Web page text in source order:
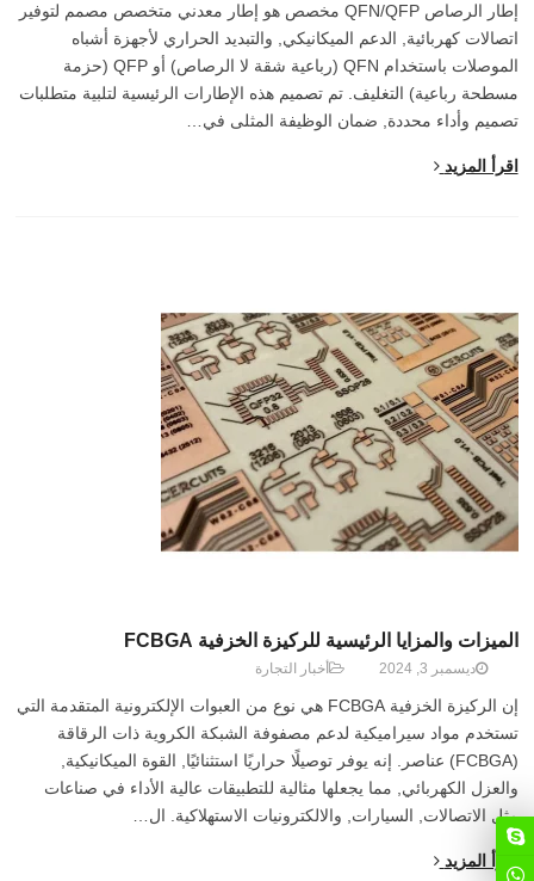
إطار الرصاص QFN/QFP مخصص هو إطار معدني متخصص مصمم لتوفير
اتصالات كهربائية, الدعم الميكانيكي, والتبديد الحراري لأجهزة أشباه
الموصلات باستخدام QFN (رباعية شقة لا الرصاص) أو QFP (حزمة
مسطحة رباعية) التغليف. تم تصميم هذه الإطارات الرئيسية لتلبية متطلبات
تصميم وأداء محددة, ضمان الوظيفة المثلى في…
اقرأ المزيد
الميزات والمزايا الرئيسية للركيزة الخزفية FCBGA
ديسمبر 3, 2024 أخبار التجارة
إن الركيزة الخزفية FCBGA هي نوع من العبوات الإلكترونية المتقدمة التي
تستخدم مواد سيراميكية لدعم مصفوفة الشبكة الكروية ذات الرقاقة
(FCBGA) عناصر. إنه يوفر توصيلًا حراريًا استثنائيًا, القوة الميكانيكية,
والعزل الكهربائي, مما يجعلها مثالية للتطبيقات عالية الأداء في صناعات
مثل الاتصالات, السيارات, والالكترونيات الاستهلاكية. ال…
اقرأ المزيد